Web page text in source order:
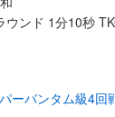
ウンド 1分10秒
ーバンタム級4回